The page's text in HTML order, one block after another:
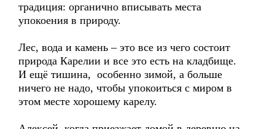
традиция: органично вписывать места
упокоения в природу.
Лес, вода и камень – это все из чего состоит
природа Карелии и все это есть на кладбище.
И ещё тишина, особенно зимой, а больше
ничего не надо, чтобы упокоиться с миром в
этом месте хорошему карелу.